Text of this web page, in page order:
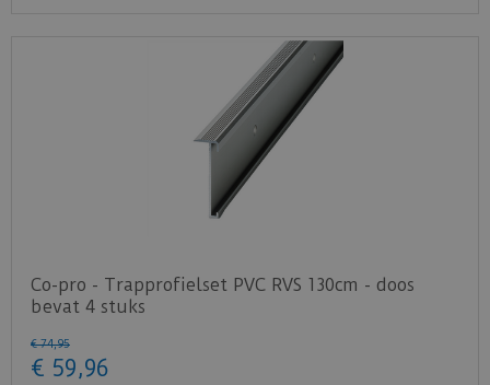
Co-pro - Trapprofielset PVC RVS 130cm - doos
bevat 4 stuks
€ 74,95
€ 59,96